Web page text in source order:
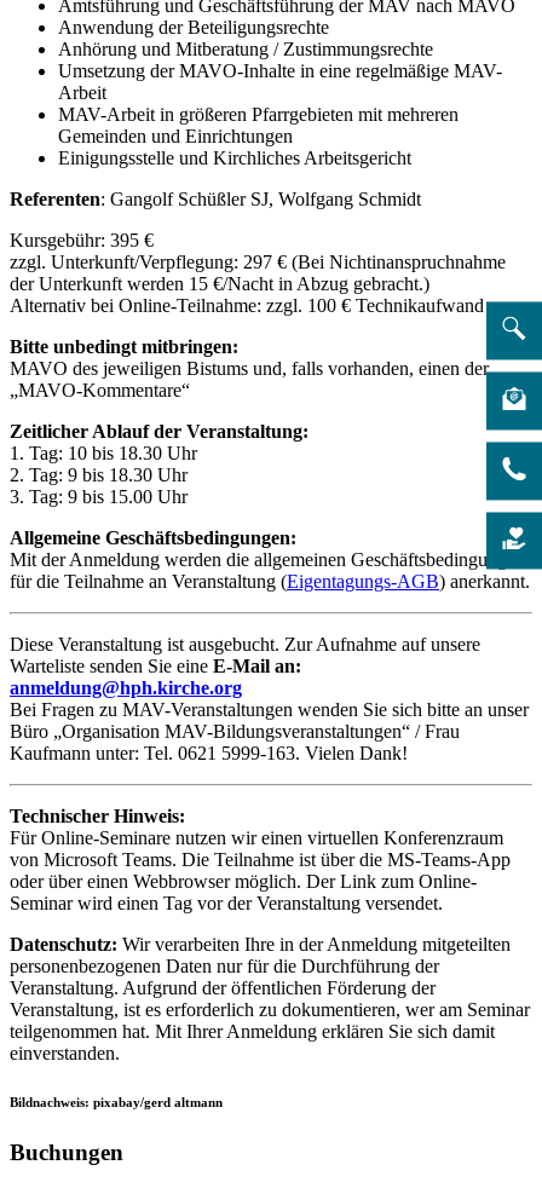
Amtsführung und Geschäftsführung der MAV nach MAVO
Anwendung der Beteiligungsrechte
Anhörung und Mitberatung / Zustimmungsrechte
Umsetzung der MAVO-Inhalte in eine regelmäßige MAV-
Arbeit
MAV-Arbeit in größeren Pfarrgebieten mit mehreren
Gemeinden und Einrichtungen
Einigungsstelle und Kirchliches Arbeitsgericht
Referenten: Gangolf Schüßler SJ, Wolfgang Schmidt
Kursgebühr: 395 €
zzgl. Unterkunft/Verpflegung: 297 € (Bei Nichtinanspruchnahme
der Unterkunft werden 15 €/Nacht in Abzug gebracht.)
Alternativ bei Online-Teilnahme: zzgl. 100 € Technikaufwand
Bitte unbedingt mitbringen:
MAVO des jeweiligen Bistums und, falls vorhanden, einen der
„MAVO-Kommentare“
Zeitlicher Ablauf der Veranstaltung:
1. Tag: 10 bis 18.30 Uhr
2. Tag: 9 bis 18.30 Uhr
3. Tag: 9 bis 15.00 Uhr
Allgemeine Geschäftsbedingungen:
Mit der Anmeldung werden die allgemeinen Geschäftsbedingungen
für die Teilnahme an Veranstaltung (Eigentagungs-AGB) anerkannt.
Diese Veranstaltung ist ausgebucht. Zur Aufnahme auf unsere
Warteliste senden Sie eine E-Mail an:
anmeldung@hph.kirche.org
Bei Fragen zu MAV-Veranstaltungen wenden Sie sich bitte an unser
Büro „Organisation MAV-Bildungsveranstaltungen“ / Frau
Kaufmann unter: Tel. 0621 5999-163. Vielen Dank!
Technischer Hinweis:
Für Online-Seminare nutzen wir einen virtuellen Konferenzraum
von Microsoft Teams. Die Teilnahme ist über die MS-Teams-App
oder über einen Webbrowser möglich. Der Link zum Online-
Seminar wird einen Tag vor der Veranstaltung versendet.
Datenschutz: Wir verarbeiten Ihre in der Anmeldung mitgeteilten
personenbezogenen Daten nur für die Durchführung der
Veranstaltung. Aufgrund der öffentlichen Förderung der
Veranstaltung, ist es erforderlich zu dokumentieren, wer am Seminar
teilgenommen hat. Mit Ihrer Anmeldung erklären Sie sich damit
einverstanden.
Bildnachweis: pixabay/gerd altmann
Buchungen